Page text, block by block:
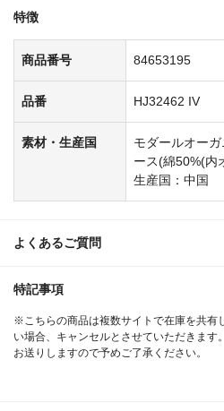
特徴
商品番号 84653195
品番 HJ32462 IV
素材・生産国
モダールオー
ース(綿50%(内
生産国：中国
よくあるご質問
特記事項
※こちらの商品は複数サイトで在庫を共有
い場合、キャンセルとさせていただきます
お送りしますので予めご了承ください。